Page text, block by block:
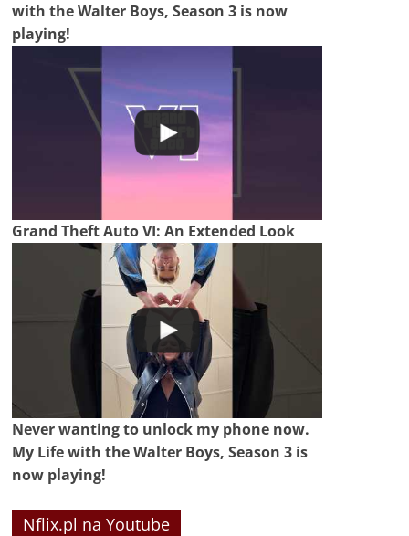
with the Walter Boys, Season 3 is now
playing!
Grand Theft Auto VI: An Extended Look
Never wanting to unlock my phone now.
My Life with the Walter Boys, Season 3 is
now playing!
Nflix.pl na Youtube